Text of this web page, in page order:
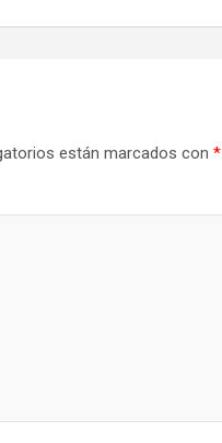
están marcados con *